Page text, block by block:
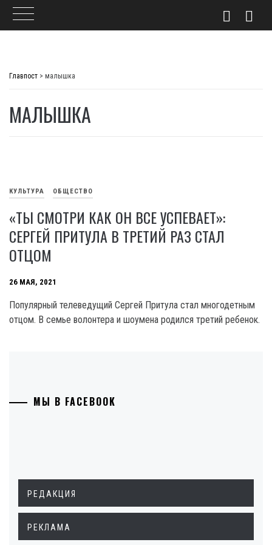
Главпост > малышка
МАЛЫШКА
КУЛЬТУРА ОБЩЕСТВО
«ТЫ СМОТРИ КАК ОН ВСЕ УСПЕВАЕТ»:
СЕРГЕЙ ПРИТУЛА В ТРЕТИЙ РАЗ СТАЛ
ОТЦОМ
26 МАЯ, 2021
Популярный телеведущий Сергей Притула стал многодетным
отцом. В семье волонтера и шоумена родился третий ребенок.
МЫ В FACEBOOK
РЕДАКЦИЯ
РЕКЛАМА